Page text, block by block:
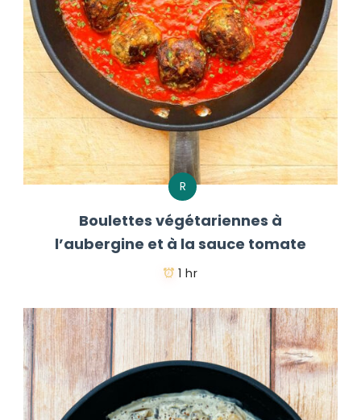
R
Boulettes végétariennes à
l’aubergine et à la sauce tomate
1 hr